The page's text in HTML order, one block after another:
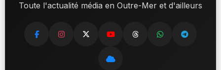
Toute l'actualité média en Outre-Mer et d'ailleurs